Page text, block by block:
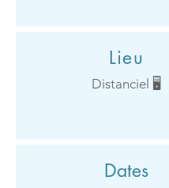
Lieu
Distanciel 🖥
Dates